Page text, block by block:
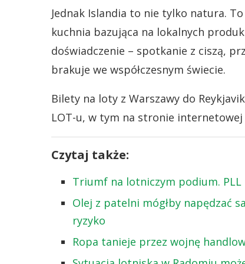
Jednak Islandia to nie tylko natura.
kuchnia bazująca na lokalnych
doświadczenie – spotkanie z ciszą,
brakuje we współczesnym świecie.
Bilety na loty z Warszawy do
LOT-u, w tym na stronie internetowej
Czytaj także:
Triumf na lotniczym podium. PLL
Olej z patelni mógłby napędzać
ryzyko
Ropa tanieje przez wojnę